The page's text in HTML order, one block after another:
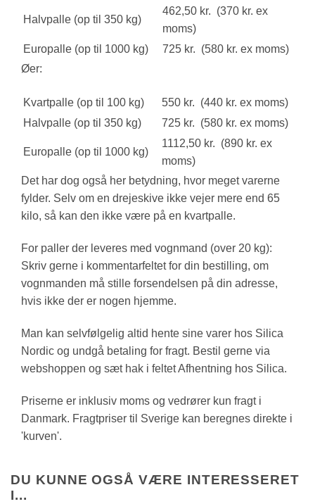
Halvpalle (op til 350 kg)
462,50 kr. (370 kr. ex
moms)
Europalle (op til 1000 kg)
725 kr. (580 kr. ex moms)
Øer:
Kvartpalle (op til 100 kg)
550 kr. (440 kr. ex moms)
Halvpalle (op til 350 kg)
725 kr. (580 kr. ex moms)
Europalle (op til 1000 kg)
1112,50 kr. (890 kr. ex
moms)
Det har dog også her betydning, hvor meget varerne
fylder. Selv om en drejeskive ikke vejer mere end 65
kilo, så kan den ikke være på en kvartpalle.
For paller der leveres med vognmand (over 20 kg):
Skriv gerne i kommentarfeltet for din bestilling, om
vognmanden må stille forsendelsen på din adresse,
hvis ikke der er nogen hjemme.
Man kan selvfølgelig altid hente sine varer hos Silica
Nordic og undgå betaling for fragt. Bestil gerne via
webshoppen og sæt hak i feltet Afhentning hos Silica.
Priserne er inklusiv moms og vedrører kun fragt i
Danmark. Fragtpriser til Sverige kan beregnes direkte i
'kurven'.
DU KUNNE OGSÅ VÆRE INTERESSERET
I...